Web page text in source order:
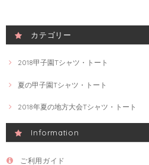
カテゴリー
2018甲子園Tシャツ・トート
夏の甲子園Tシャツ・トート
2018年夏の地方大会Tシャツ・トート
Information
ご利用ガイド